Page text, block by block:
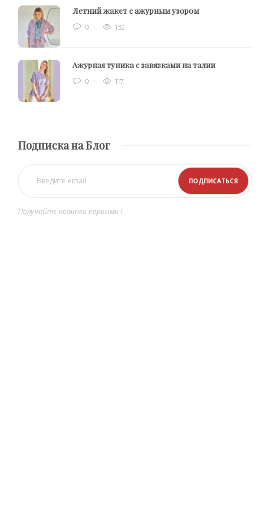
Летний жакет с ажурным узором
0 132
Ажурная туника с завязками на талии
0 117
Подписка на Блог
Получайте новинки первыми !